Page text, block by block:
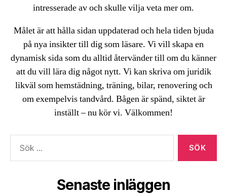
intresserade av och skulle vilja veta mer om.
Målet är att hålla sidan uppdaterad och hela tiden bjuda
på nya insikter till dig som läsare. Vi vill skapa en
dynamisk sida som du alltid återvänder till om du känner
att du vill lära dig något nytt. Vi kan skriva om juridik
likväl som hemstädning, träning, bilar, renovering och
om exempelvis tandvård. Bågen är spänd, siktet är
inställt – nu kör vi. Välkommen!
efter:
Senaste inläggen